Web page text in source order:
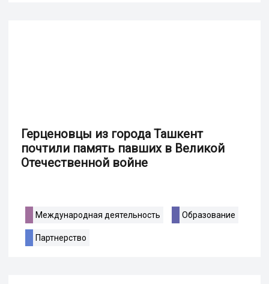
Герценовцы из города Ташкент
почтили память павших в Великой
Отечественной войне
Международная деятельность Образование
Партнерство